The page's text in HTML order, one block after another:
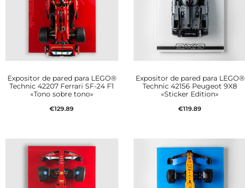
Expositor de pared para LEGO®
Technic 42207 Ferrari SF-24 F1
«Tono sobre tono»
€129.89
Expositor de pared para LEGO®
Technic 42156 Peugeot 9X8
«Sticker Edition»
€119.89